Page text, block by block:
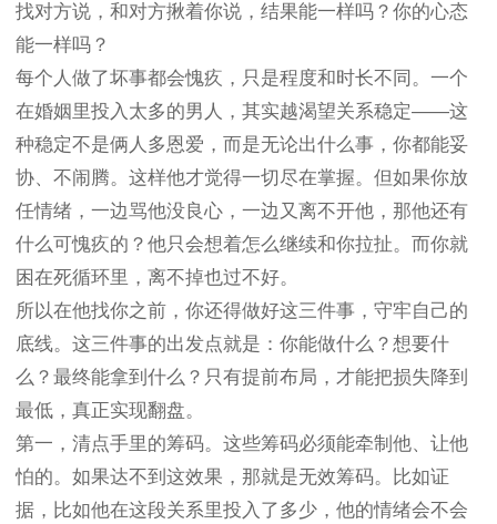
找对方说，和对方揪着你说，结果能一样吗？你的心态
能一样吗？
每个人做了坏事都会愧疚，只是程度和时长不同。一个
在婚姻里投入太多的男人，其实越渴望关系稳定——这
种稳定不是俩人多恩爱，而是无论出什么事，你都能妥
协、不闹腾。这样他才觉得一切尽在掌握。但如果你放
任情绪，一边骂他没良心，一边又离不开他，那他还有
什么可愧疚的？他只会想着怎么继续和你拉扯。而你就
困在死循环里，离不掉也过不好。
所以在他找你之前，你还得做好这三件事，守牢自己的
底线。这三件事的出发点就是：你能做什么？想要什
么？最终能拿到什么？只有提前布局，才能把损失降到
最低，真正实现翻盘。
第一，清点手里的筹码。这些筹码必须能牵制他、让他
怕的。如果达不到这效果，那就是无效筹码。比如证
据，比如他在这段关系里投入了多少，他的情绪会不会